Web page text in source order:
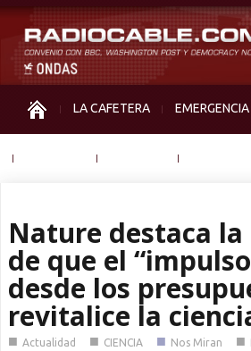
LA CAFETERA
Nature destaca la
de que el
desde los
revitalice la
■ Actualidad ■ CIENCIA ■ Nos Miran ■